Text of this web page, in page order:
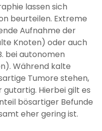
lassen sich
beurteilen. Extreme
Aufnahme der
Knoten) oder auch
bei autonomen
Während kalte
Tumore stehen,
Hierbei gilt es
bösartiger Befunde
eher gering ist.